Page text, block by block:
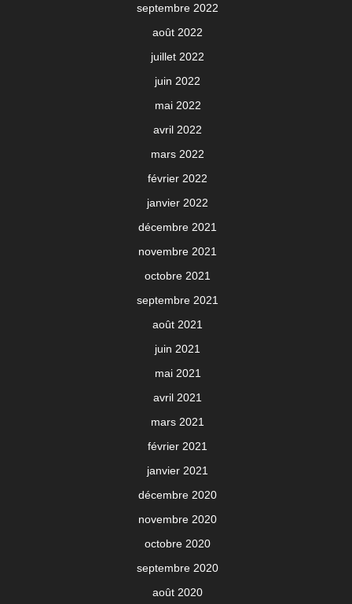
septembre 2022
août 2022
juillet 2022
juin 2022
mai 2022
avril 2022
mars 2022
février 2022
janvier 2022
décembre 2021
novembre 2021
octobre 2021
septembre 2021
août 2021
juin 2021
mai 2021
avril 2021
mars 2021
février 2021
janvier 2021
décembre 2020
novembre 2020
octobre 2020
septembre 2020
août 2020